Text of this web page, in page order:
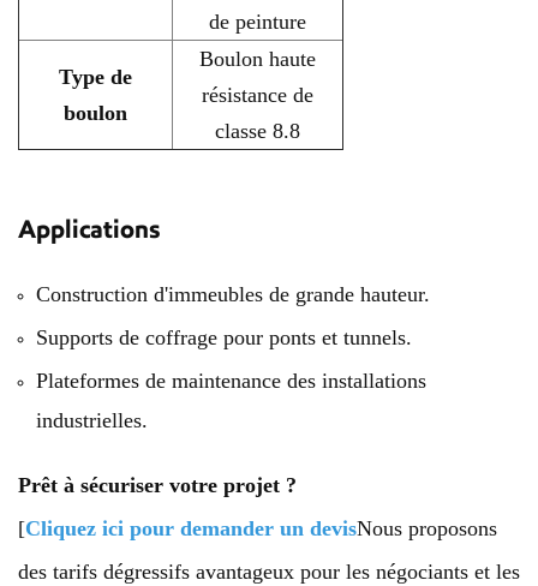
de peinture
Type de
boulon
Boulon haute
résistance de
classe 8.8
Applications
Construction d'immeubles de grande hauteur.
Supports de coffrage pour ponts et tunnels.
Plateformes de maintenance des installations
industrielles.
Prêt à sécuriser votre projet ?
[Cliquez ici pour demander un devisNous proposons
des tarifs dégressifs avantageux pour les négociants et les